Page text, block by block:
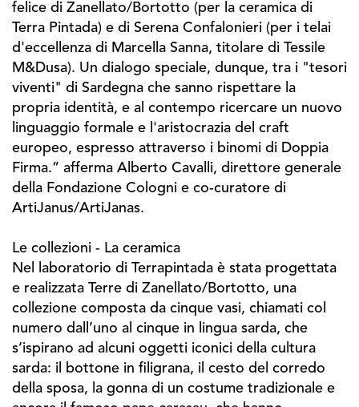
felice di Zanellato/Bortotto (per la ceramica di
Terra Pintada) e di Serena Confalonieri (per i telai
d'eccellenza di Marcella Sanna, titolare di Tessile
M&Dusa). Un dialogo speciale, dunque, tra i "tesori
viventi" di Sardegna che sanno rispettare la
propria identità, e al contempo ricercare un nuovo
linguaggio formale e l'aristocrazia del craft
europeo, espresso attraverso i binomi di Doppia
Firma.” afferma Alberto Cavalli, direttore generale
della Fondazione Cologni e co-curatore di
ArtiJanus/ArtiJanas.
Le collezioni - La ceramica
Nel laboratorio di Terrapintada è stata progettata
e realizzata Terre di Zanellato/Bortotto, una
collezione composta da cinque vasi, chiamati col
numero dall’uno al cinque in lingua sarda, che
s’ispirano ad alcuni oggetti iconici della cultura
sarda: il bottone in filigrana, il cesto del corredo
della sposa, la gonna di un costume tradizionale e